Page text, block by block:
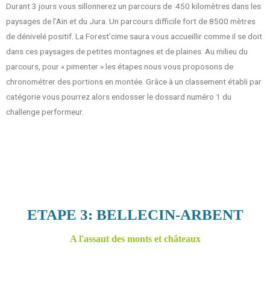
Durant 3 jours vous sillonnerez un parcours de 450 kilomètres dans les
paysages de l’Ain et du Jura. Un parcours difficile fort de 8500 mètres
de dénivelé positif. La Forest’cime saura vous accueillir comme il se doit
dans ces paysages de petites montagnes et de plaines. Au milieu du
parcours, pour « pimenter » les étapes nous vous proposons de
chronométrer des portions en montée. Grâce à un classement établi par
catégorie vous pourrez alors endosser le dossard numéro 1 du
challenge performeur.
ETAPE 3: BELLECIN-ARBENT
A l'assaut des monts et châteaux